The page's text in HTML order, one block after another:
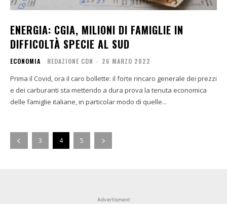
ENERGIA: CGIA, MILIONI DI FAMIGLIE IN
DIFFICOLTÀ SPECIE AL SUD
ECONOMIA REDAZIONE CDN - 26 MARZO 2022
Prima il Covid, ora il caro bollette: il forte rincaro generale dei prezzi
e dei carburanti sta mettendo a dura prova la tenuta economica
delle famiglie italiane, in particolar modo di quelle...
3 4 5
Advertisment